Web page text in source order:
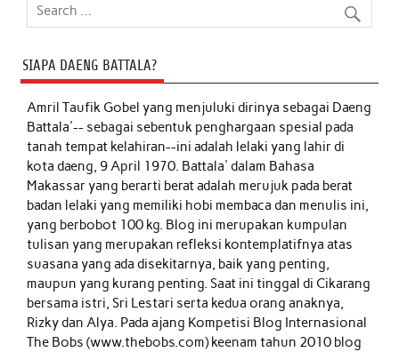
SIAPA DAENG BATTALA?
Amril Taufik Gobelyang menjuluki dirinya sebagai Daeng
Battala'-- sebagai sebentuk penghargaan spesial pada
tanah tempat kelahiran--ini adalah lelaki yang lahir di
kota daeng, 9 April 1970. Battala' dalam Bahasa
Makassar yang berarti berat adalah merujuk pada berat
badan lelaki yang memiliki hobi membaca dan menulis ini,
yang berbobot 100 kg. Blog ini merupakan kumpulan
tulisan yang merupakan refleksi kontemplatifnya atas
suasana yang ada disekitarnya, baik yang penting,
maupun yang kurang penting. Saat ini tinggal di Cikarang
bersama istri, Sri Lestari serta kedua orang anaknya,
Rizky dan Alya. Pada ajang Kompetisi Blog Internasional
The Bobs (www.thebobs.com) keenam tahun 2010 blog